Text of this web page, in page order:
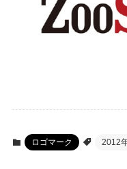
ロゴマーク 2012